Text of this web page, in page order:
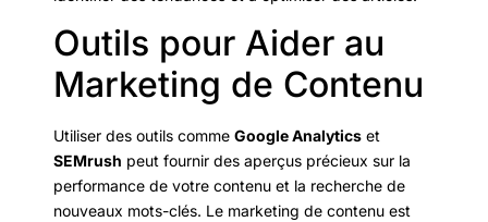
Outils pour Aider au
Marketing de Contenu
Utiliser des outils comme Google Analytics et
SEMrush peut fournir des aperçus précieux sur la
performance de votre contenu et la recherche de
nouveaux mots-clés. Le marketing de contenu est